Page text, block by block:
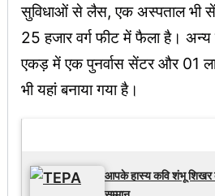
सुविधाओं से लैस, एक अस्पताल भी
25 हजार वर्ग फीट में फैला है। अन्य
एकड़ में एक पुनर्वास सेंटर और 01
भी यहां बनाया गया है।
आपके हास्य कवि शंभू शिखर